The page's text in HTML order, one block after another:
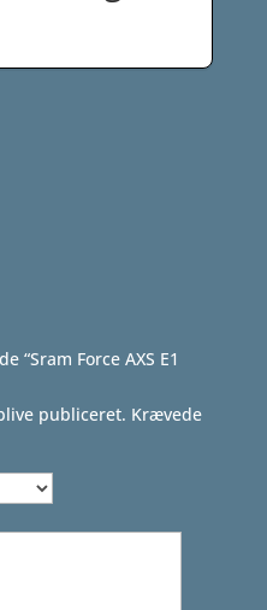
Force AXS E1
publiceret. Krævede